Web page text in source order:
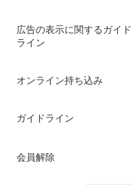
広告の表示に関するガイド
ライン
オンライン持ち込み
ガイドライン
会員解除